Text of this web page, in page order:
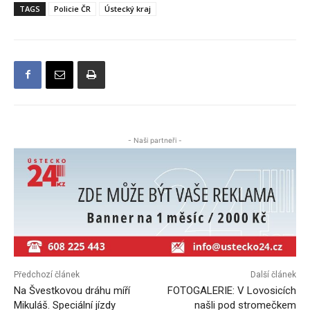
TAGS Policie ČR Ústecký kraj
- Naši partneři -
Předchozí článek
Na Švestkovou dráhu míří
Mikuláš. Speciální jízdy
Další článek
FOTOGALERIE: V Lovosicích
našli pod stromečkem